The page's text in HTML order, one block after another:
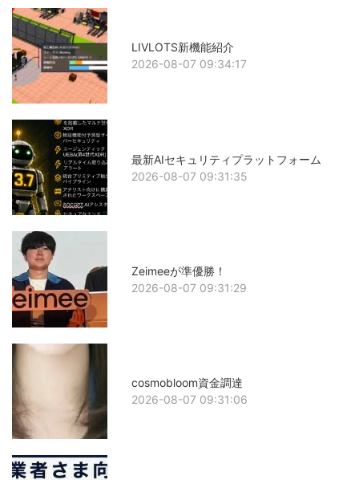
LIVLOTS新機能紹介
2026-08-07 09:34:17
最新AIセキュリティプラットフォーム
2026-08-07 09:31:35
Zeimeeが準優勝！
2026-08-07 09:31:29
cosmobloom資金調達
2026-08-07 09:31:06